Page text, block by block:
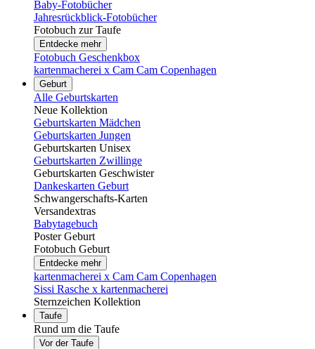
Baby-Fotobücher
Jahresrückblick-Fotobücher
Fotobuch zur Taufe
Entdecke mehr
Fotobuch Geschenkbox
kartenmacherei x Cam Cam Copenhagen
Geburt
Alle Geburtskarten
Neue Kollektion
Geburtskarten Mädchen
Geburtskarten Jungen
Geburtskarten Unisex
Geburtskarten Zwillinge
Geburtskarten Geschwister
Dankeskarten Geburt
Schwangerschafts-Karten
Versandextras
Babytagebuch
Poster Geburt
Fotobuch Geburt
Entdecke mehr
kartenmacherei x Cam Cam Copenhagen
Sissi Rasche x kartenmacherei
Sternzeichen Kollektion
Taufe
Rund um die Taufe
Vor der Taufe